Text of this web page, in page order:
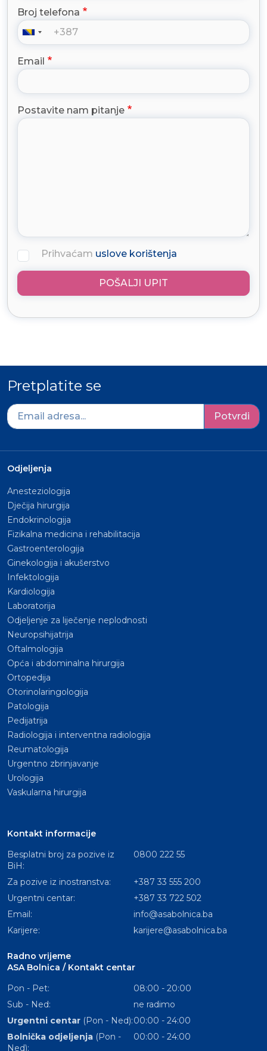
Broj telefona
Email
Postavite nam pitanje
Prihvaćam uslove korištenja
POŠALJI UPIT
Pretplatite se
Potvrdi
Odjeljenja
Anesteziologija
Dječija hirurgija
Endokrinologija
Fizikalna medicina i rehabilitacija
Gastroenterologija
Ginekologija i akušerstvo
Infektologija
Kardiologija
Laboratorija
Odjeljenje za liječenje neplodnosti
Neuropsihijatrija
Oftalmologija
Opća i abdominalna hirurgija
Ortopedija
Otorinolaringologija
Patologija
Pedijatrija
Radiologija i interventna radiologija
Reumatologija
Urgentno zbrinjavanje
Urologija
Vaskularna hirurgija
Kontakt informacije
Besplatni broj za pozive iz
BiH:
0800 222 55
Za pozive iz inostranstva:
+387 33 555 200
Urgentni centar:
+387 33 722 502
Email:
info@asabolnica.ba
Karijere:
karijere@asabolnica.ba
Radno vrijeme
ASA Bolnica / Kontakt centar
Pon - Pet:
08:00 - 20:00
Sub - Ned:
ne radimo
Urgentni centar (Pon - Ned):00:00 - 24:00
Bolnička odjeljenja (Pon -
Ned):
00:00 - 24:00